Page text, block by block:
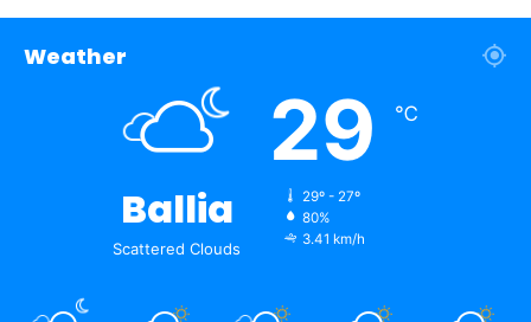
Weather
Ballia
Scattered Clouds
29 ℃
29º - 27º
80%
3.41 km/h